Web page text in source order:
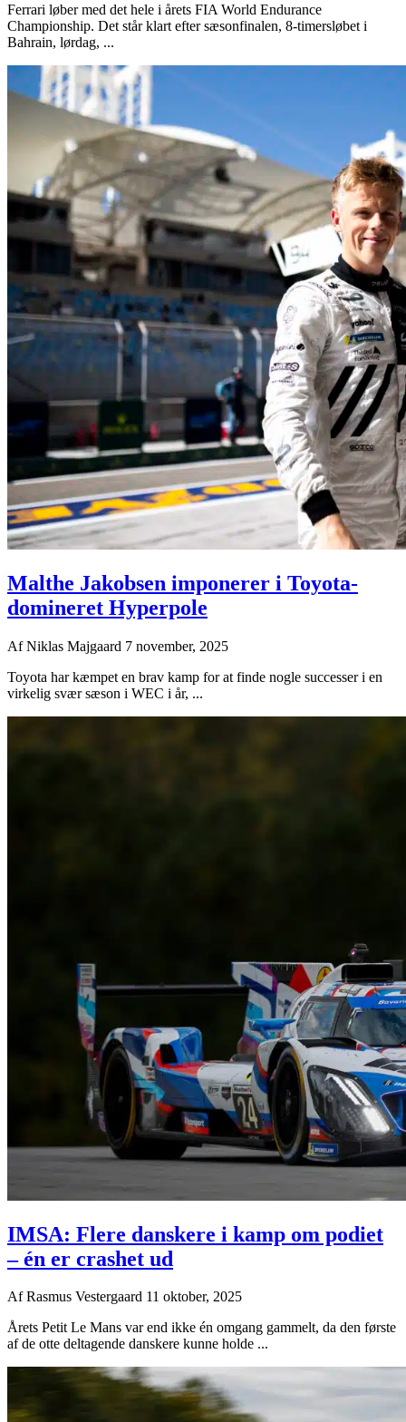
Ferrari løber med det hele i årets FIA World Endurance
Championship. Det står klart efter sæsonfinalen, 8-timersløbet i
Bahrain, lørdag, ...
Malthe Jakobsen imponerer i Toyota-
domineret Hyperpole
AfNiklas Majgaard 7 november, 2025
Toyota har kæmpet en brav kamp for at finde nogle successer i en
virkelig svær sæson i WEC i år, ...
IMSA: Flere danskere i kamp om podiet
– én er crashet ud
AfRasmus Vestergaard 11 oktober, 2025
Årets Petit Le Mans var end ikke én omgang gammelt, da den første
af de otte deltagende danskere kunne holde ...